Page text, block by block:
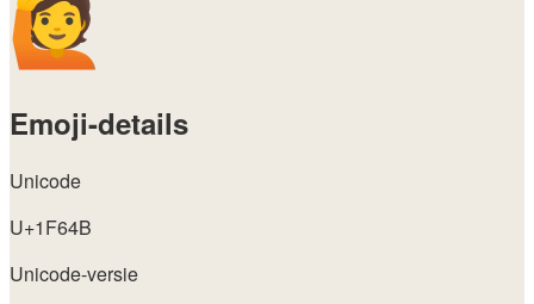
Emoji-details
Unicode
U+1F64B
Unicode-versie